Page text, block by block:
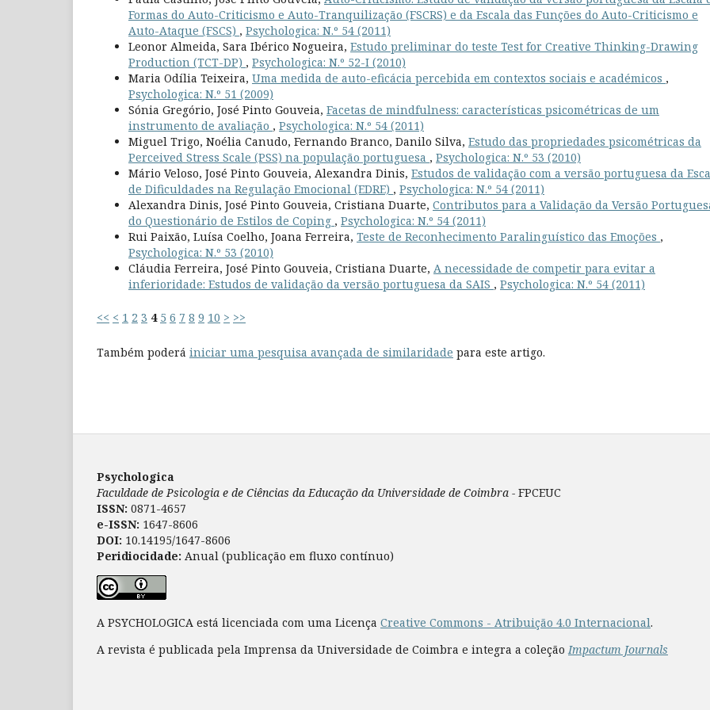
Formas do Auto-Criticismo e Auto-Tranquilização (FSCRS) e da Escala das Funções do Auto-Criticismo e
Auto-Ataque (FSCS) , Psychologica: N.º 54 (2011)
Leonor Almeida, Sara Ibérico Nogueira, Estudo preliminar do teste Test for Creative Thinking-Drawing
Production (TCT-DP) , Psychologica: N.º 52-I (2010)
Maria Odília Teixeira, Uma medida de auto-eficácia percebida em contextos sociais e académicos ,
Psychologica: N.º 51 (2009)
Sónia Gregório, José Pinto Gouveia, Facetas de mindfulness: características psicométricas de um
instrumento de avaliação , Psychologica: N.º 54 (2011)
Miguel Trigo, Noélia Canudo, Fernando Branco, Danilo Silva, Estudo das propriedades psicométricas da
Perceived Stress Scale (PSS) na população portuguesa , Psychologica: N.º 53 (2010)
Mário Veloso, José Pinto Gouveia, Alexandra Dinis, Estudos de validação com a versão portuguesa da
de Dificuldades na Regulação Emocional (EDRE) , Psychologica: N.º 54 (2011)
Alexandra Dinis, José Pinto Gouveia, Cristiana Duarte, Contributos para a Validação da Versão
do Questionário de Estilos de Coping , Psychologica: N.º 54 (2011)
Rui Paixão, Luísa Coelho, Joana Ferreira, Teste de Reconhecimento Paralinguístico das Emoções ,
Psychologica: N.º 53 (2010)
Cláudia Ferreira, José Pinto Gouveia, Cristiana Duarte, A necessidade de competir para evitar a
inferioridade: Estudos de validação da versão portuguesa da SAIS , Psychologica: N.º 54 (2011)
<< < 1 2 3 4 5 6 7 8 9 10 > >>
Também poderá iniciar uma pesquisa avançada de similaridade para este artigo.
Psychologica
Faculdade de Psicologia e de Ciências da Educação da Universidade de Coimbra - FPCEUC
ISSN: 0871-4657
e-ISSN: 1647-8606
DOI: 10.14195/1647-8606
Peridiocidade: Anual (publicação em fluxo contínuo)
A PSYCHOLOGICA está licenciada com uma Licença Creative Commons - Atribuição 4.0 Internacional.
A revista é publicada pela Imprensa da Universidade de Coimbra e integra a coleção Impactum Journals